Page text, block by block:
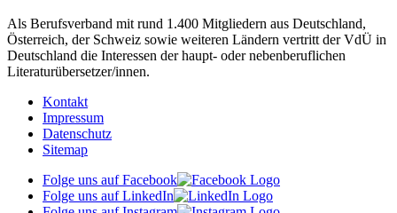
Als Berufsverband mit rund 1.400 Mitgliedern aus Deutschland,
Österreich, der Schweiz sowie weiteren Ländern vertritt der VdÜ in
Deutschland die Interessen der haupt- oder nebenberuflichen
Literaturübersetzer/innen.
Kontakt
Impressum
Datenschutz
Sitemap
Folge uns auf Facebook
Folge uns auf LinkedIn